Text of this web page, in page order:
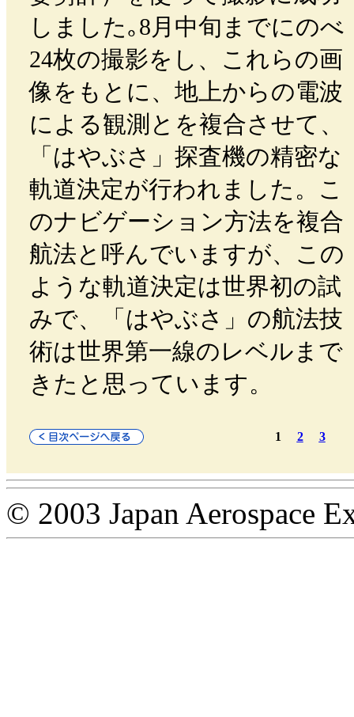
しました｡8月中旬までにのべ
24枚の撮影をし、これらの画
像をもとに、地上からの電波
による観測とを複合させて、
「はやぶさ」探査機の精密な
軌道決定が行われました。こ
のナビゲーション方法を複合
航法と呼んでいますが、この
ような軌道決定は世界初の試
みで、「はやぶさ」の航法技
術は世界第一線のレベルまで
きたと思っています。
1 2 3
© 2003 Japan Aerospace